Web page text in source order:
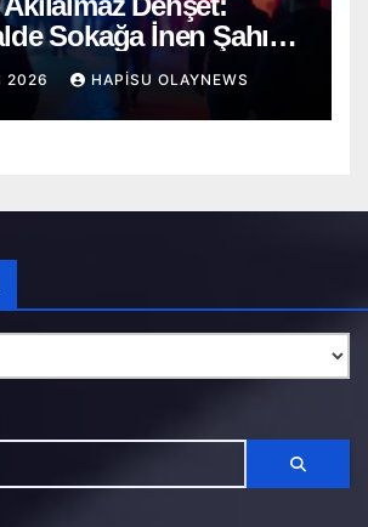
Sokağa İnen Şahıs
2026 HAPISU OLAYNEWS
Haber